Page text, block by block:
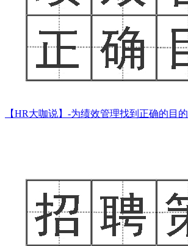
【HR大咖说】-为绩效管理找到正确的目的